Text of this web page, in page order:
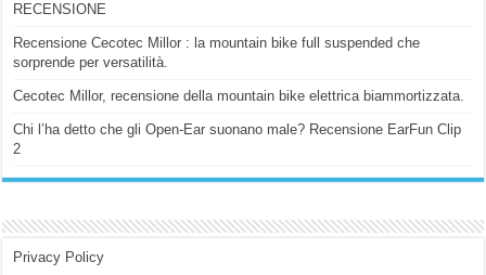
RECENSIONE
Recensione Cecotec Millor : la mountain bike full suspended che
sorprende per versatilità.
Cecotec Millor, recensione della mountain bike elettrica biammortizzata.
Chi l’ha detto che gli Open-Ear suonano male? Recensione EarFun Clip
2
Privacy Policy